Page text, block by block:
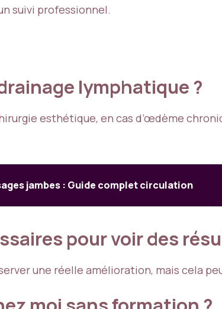
suivi professionnel.
lymphatique ?
esthétique, en cas d’œdème
jambes : Guide complet circulation
pour voir des
une réelle amélioration, mais cela